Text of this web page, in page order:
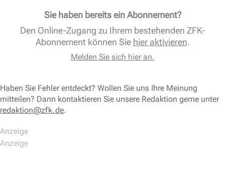
Sie haben bereits ein Abonnement?
Den Online-Zugang zu Ihrem bestehenden ZFK-
Abonnement können Sie hier aktivieren.
Melden Sie sich hier an.
Haben Sie Fehler entdeckt? Wollen Sie uns Ihre Meinung
mitteilen? Dann kontaktieren Sie unsere Redaktion gerne unter
redaktion@zfk.de.